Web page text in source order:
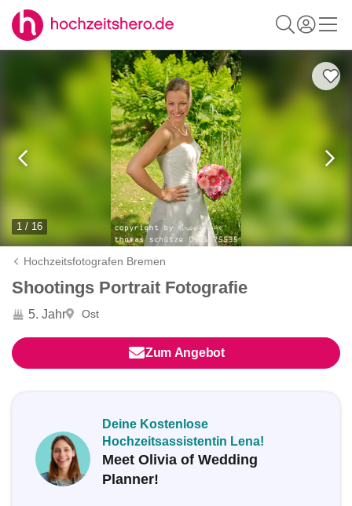
1 / 16
Hochzeitsfotografen Bremen
Shootings Portrait Fotografie
5. Jahr Ost
Zum Angebot
Deine Kostenlose
Hochzeitsassistentin Lena!
Meet Olivia of Wedding
Planner!